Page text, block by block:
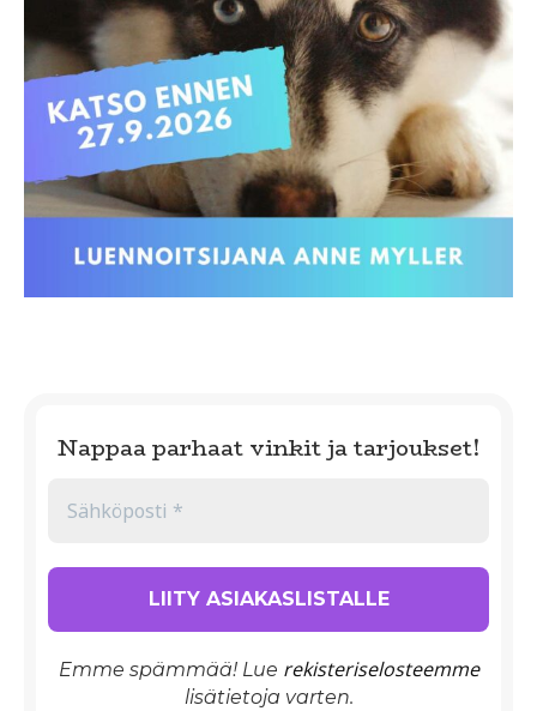
Nappaa parhaat vinkit ja tarjoukset!
Emme spämmää! Lue rekisteriselosteemme
lisätietoja varten.